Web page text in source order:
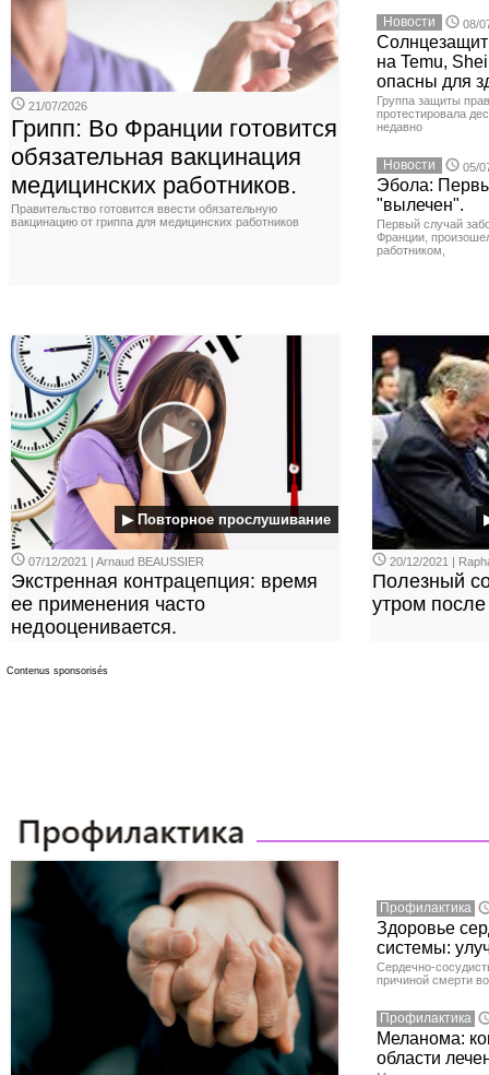
21/07/2026
Грипп: Во Франции готовится
обязательная вакцинация
медицинских работников.
Правительство готовится ввести обязательную
вакцинацию от гриппа для медицинских работников
Новости 08/
на Temu,
опасны для
Группа защиты
протестировала
недавно
Новости 05/
Эбола:
"вылечен".
Первый случай
Франции,
работником,
▶ Повторное прослушивание
07/12/2021 | Arnaud BEAUSSIER
Экстренная контрацепция: время
ее применения часто
недооценивается.
20/12/2021 |
Полезный
утром
Contenus sponsorisés
Профилактика
Здоровье
системы:
Сердечно-
причиной смерти
Профилактика
Меланома:
области